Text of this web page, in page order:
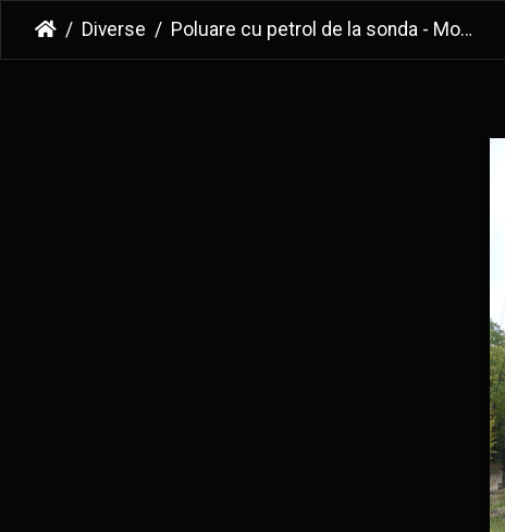
Diverse Poluare cu petrol de la sonda - Moreni